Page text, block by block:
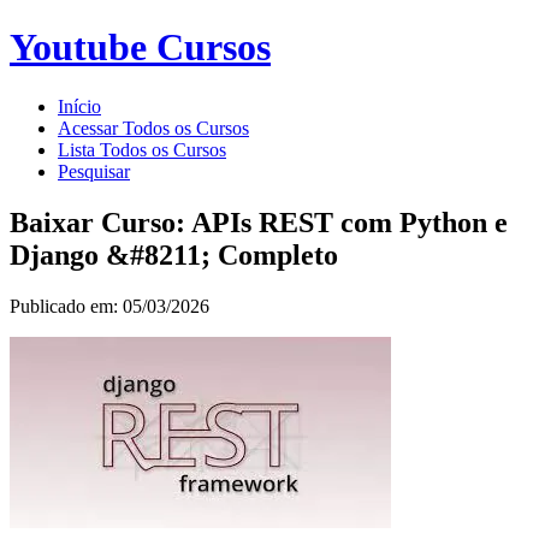
Youtube Cursos
Início
Acessar Todos os Cursos
Lista Todos os Cursos
Pesquisar
Baixar Curso: APIs REST com Python e
Django &#8211; Completo
Publicado em: 05/03/2026